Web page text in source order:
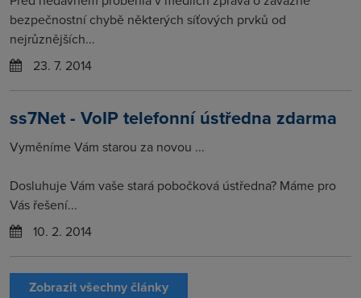
bezpečnostní chybě některých síťových prvků od
nejrůznějších...
23. 7. 2014
ss7Net - VoIP telefonní ústředna zdarma
Vyměníme Vám starou za novou ...
Dosluhuje Vám vaše stará pobočková ústředna? Máme pro
Vás řešení...
10. 2. 2014
Zobrazit všechny články